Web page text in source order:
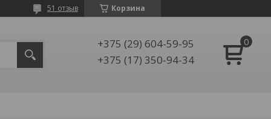
Корзина
51 отзыв
+375 (29) 604-59-95
+375 (17) 350-94-34